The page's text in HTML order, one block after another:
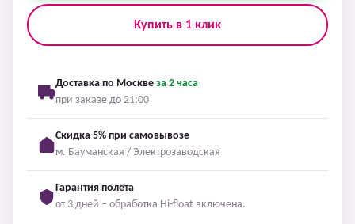
Купить в 1 клик
Доставка по Москве за 2 часа
при заказе до 21:00
Скидка 5% при самовывозе
м. Бауманская / Электрозаводская
Гарантия полёта
от 3 дней – обработка Hi-float включена.